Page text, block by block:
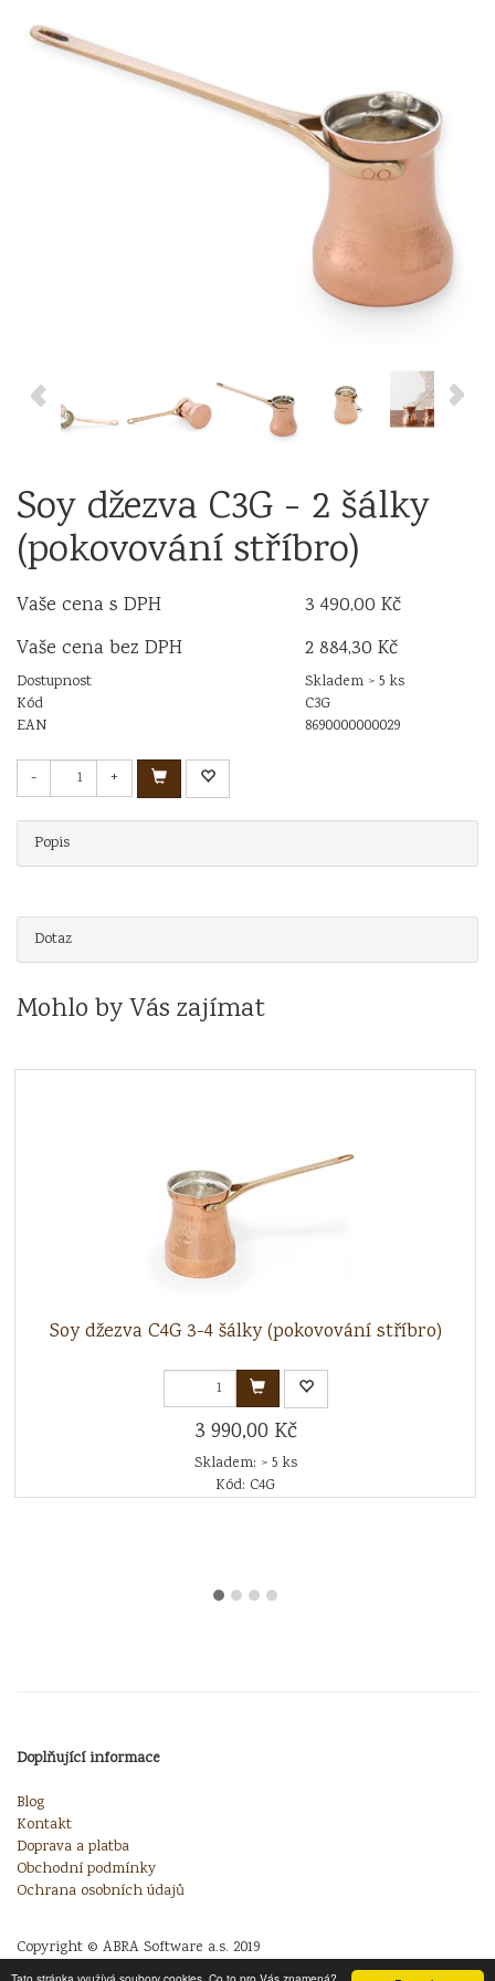
Soy džezva C3G - 2 šálky
(pokovování stříbro)
Vaše cena s DPH
3 490,00 Kč
Vaše cena bez DPH
2 884,30 Kč
Dostupnost
Skladem > 5 ks
Kód
C3G
EAN
8690000000029
- +
Popis
Dotaz
Mohlo by Vás zajímat
Soy džezva C4G 3-4 šálky (pokovování stříbro)
3 990,00 Kč
Skladem: > 5 ks
Kód: C4G
Doplňující informace
Blog
Kontakt
Doprava a platba
Obchodní podmínky
Ochrana osobních údajů
Copyright © ABRA Software a.s. 2019